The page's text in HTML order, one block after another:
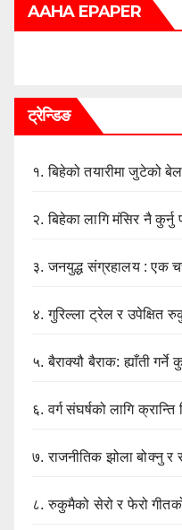
AAHA EPAPER
ट्रेन्डिङ
१.बिहेको तयारीमा जुटेको
२.बिहेका लागि मंसिर नै कुर्नु
३.जनयुद्ध संग्रहालय : एक
४.गुरिल्ला ट्रेल र उपेक्षित
५.बैराक्यौ बैराक: ह्याँती गर्ने
६.वर्ग संघर्षको लागि क्रान्ति
७.राजनीतिक झोला बोक्नु र
८.रुकुमैको सेरो र फेरो